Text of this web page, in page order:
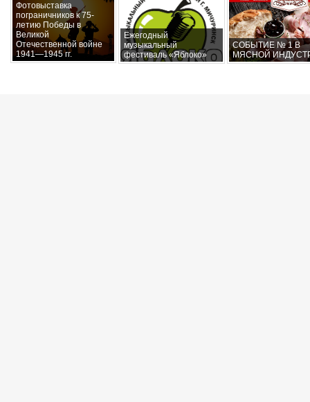
Фотовыставка
пограничников к 75-
летию Победы в
Великой
Отечественной войне
1941—1945 гг.
Ежегодный
музыкальный
фестиваль «Яблоко»
СОБЫТИЕ № 1 В
МЯСНОЙ